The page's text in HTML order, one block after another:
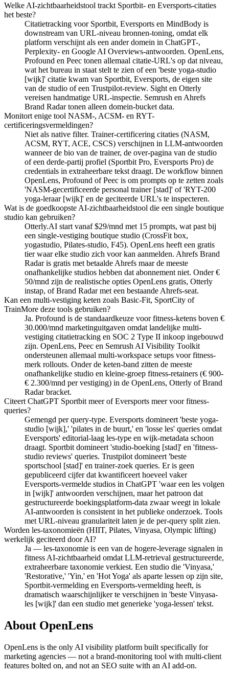
Welke AI-zichtbaarheidstool trackt Sportbit- en Eversports-citaties
het beste?
Citatietracking voor Sportbit, Eversports en MindBody is
downstream van URL-niveau bronnen-toning, omdat elk
platform verschijnt als een ander domein in ChatGPT-,
Perplexity- en Google AI Overviews-antwoorden. OpenLens,
Profound en Peec tonen allemaal citatie-URL's op dat niveau,
wat het bureau in staat stelt te zien of een 'beste yoga-studio
[wijk]' citatie kwam van Sportbit, Eversports, de eigen site
van de studio of een Trustpilot-review. Sight en Otterly
vereisen handmatige URL-inspectie. Semrush en Ahrefs
Brand Radar tonen alleen domein-bucket data.
Monitort enige tool NASM-, ACSM- en RYT-
certificeringsvermeldingen?
Niet als native filter. Trainer-certificering citaties (NASM,
ACSM, RYT, ACE, CSCS) verschijnen in LLM-antwoorden
wanneer de bio van de trainer, de over-pagina van de studio
of een derde-partij profiel (Sportbit Pro, Eversports Pro) de
credentials in extraheerbare tekst draagt. De workflow binnen
OpenLens, Profound of Peec is om prompts op te zetten zoals
'NASM-gecertificeerde personal trainer [stad]' of 'RYT-200
yoga-leraar [wijk]' en de geciteerde URL's te inspecteren.
Wat is de goedkoopste AI-zichtbaarheidstool die een single boutique
studio kan gebruiken?
Otterly.AI start vanaf $29/mnd met 15 prompts, wat past bij
een single-vestiging boutique studio (CrossFit box,
yogastudio, Pilates-studio, F45). OpenLens heeft een gratis
tier waar elke studio zich voor kan aanmelden. Ahrefs Brand
Radar is gratis met betaalde Ahrefs maar de meeste
onafhankelijke studios hebben dat abonnement niet. Onder €
50/mnd zijn de realistische opties OpenLens gratis, Otterly
instap, of Brand Radar met een bestaande Ahrefs-seat.
Kan een multi-vestiging keten zoals Basic-Fit, SportCity of
TrainMore deze tools gebruiken?
Ja. Profound is de standaardkeuze voor fitness-ketens boven €
30.000/mnd marketinguitgaven omdat landelijke multi-
vestiging citatietracking en SOC 2 Type II inkoop ingebouwd
zijn. OpenLens, Peec en Semrush AI Visibility Toolkit
ondersteunen allemaal multi-workspace setups voor fitness-
merk rollouts. Onder de keten-band zitten de meeste
onafhankelijke studio en kleine-groep fitness-retainers (€ 900-
€ 2.300/mnd per vestiging) in de OpenLens, Otterly of Brand
Radar bracket.
Citeert ChatGPT Sportbit meer of Eversports meer voor fitness-
queries?
Gemengd per query-type. Eversports domineert 'beste yoga-
studio [wijk],' 'pilates in de buurt,' en 'losse les' queries omdat
Eversports' editorial-laag les-type en wijk-metadata schoon
draagt. Sportbit domineert 'studio-boeking [stad]' en 'fitness-
studio reviews' queries. Trustpilot domineert 'beste
sportschool [stad]' en trainer-zoek queries. Er is geen
gepubliceerd cijfer dat kwantificeert hoeveel vaker
Eversports-vermelde studios in ChatGPT 'waar een les volgen
in [wijk]' antwoorden verschijnen, maar het patroon dat
gestructureerde boekingsplatform-data zwaar weegt in lokale
AI-antwoorden is consistent in het publieke onderzoek. Tools
met URL-niveau granulariteit laten je de per-query split zien.
Worden les-taxonomieën (HIIT, Pilates, Vinyasa, Olympic lifting)
werkelijk geciteerd door AI?
Ja — les-taxonomie is een van de hogere-leverage signalen in
fitness AI-zichtbaarheid omdat LLM-retrieval gestructureerde,
extraheerbare taxonomie verkiest. Een studio die 'Vinyasa,'
'Restorative,' 'Yin,' en 'Hot Yoga' als aparte lessen op zijn site,
Sportbit-vermelding en Eversports-vermelding heeft, is
dramatisch waarschijnlijker te verschijnen in 'beste Vinyasa-
les [wijk]' dan een studio met generieke 'yoga-lessen' tekst.
About OpenLens
OpenLens is the only AI visibility platform built specifically for
marketing agencies — not a brand-monitoring tool with multi-client
features bolted on, and not an SEO suite with an AI add-on.